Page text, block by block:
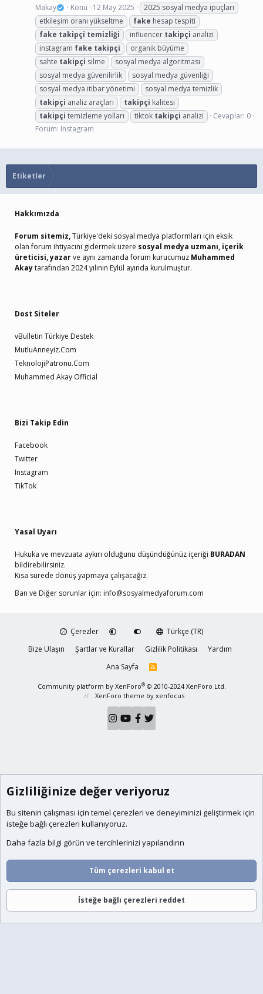
Makay Konu 12 May 2025
2025 sosyal medya ipuçları
etkileşim oranı yükseltme
fake hesap tespiti
fake takipçi temizliği influencer takipçi analizi
instagram fake takipçi
organik büyüme
sahte takipçi silme
sosyal medya algoritması
sosyal medya güvenilirlik
sosyal medya güvenliği
sosyal medya itibar yönetimi
sosyal medya temizlik
takipçi analiz araçları takipçi kalitesi
takipçi temizleme yolları tiktok takipçi analizi
Cevaplar: 0
Forum: Instagram
Etiketler
Hakkımızda
Forum sitemiz,Türkiye'deki sosyal medya platformları için eksik
olan forum ihtiyacını gidermek üzere sosyal medya uzmanı, içerik
üreticisi, yazarve aynı zamanda forum kurucumuz Muhammed
Akaytarafından 2024 yılının Eylül ayında kurulmuştur.
Dost Siteler
vBulletin Türkiye Destek
MutluAnneyiz.Com
TeknolojiPatronu.Com
Muhammed Akay Official
Bizi Takip Edin
Facebook
Twitter
Instagram
TikTok
Yasal Uyarı
Hukuka ve mevzuata aykırı olduğunu düşündüğünüz içeriği BURADAN
bildirebilirsiniz.
Kısa sürede dönüş yapmaya çalışacağız.
Ban ve Diğer sorunlar için: info@sosyalmedyaforum.com
Çerezler
Türkçe (TR)
Bize Ulaşın
Şartlar ve Kurallar Gizlilik Politikası
Yardım
Ana Sayfa
R
S
Community platform by XenForo® © 2010-2024 XenForo Ltd.
XenForo theme by xenfocus
Gizliliğinize değer veriyoruz
Bu sitenin çalışması için temel çerezleri ve deneyiminizi geliştirmek için
isteğe bağlı çerezleri kullanıyoruz.
Daha fazla bilgi görün ve tercihlerinizi yapılandırın
Tüm çerezleri kabul et
İsteğe bağlı çerezleri reddet